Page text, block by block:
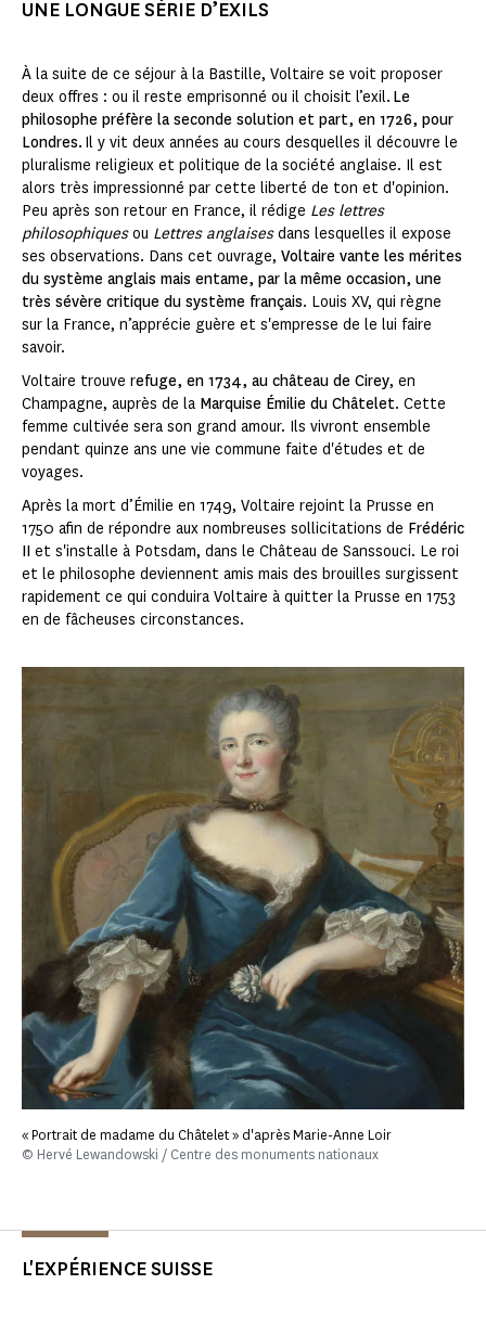
UNE LONGUE SÉRIE D’EXILS
À la suite de ce séjour à la Bastille, Voltaire se voit proposer
deux offres : ou il reste emprisonné ou il choisit l’exil. Le
philosophe préfère la seconde solution et part, en 1726, pour
Londres. Il y vit deux années au cours desquelles il découvre le
pluralisme religieux et politique de la société anglaise. Il est
alors très impressionné par cette liberté de ton et d'opinion.
Peu après son retour en France, il rédige Les lettres
philosophiquesou Lettres anglaisesdans lesquelles il expose
ses observations. Dans cet ouvrage, Voltaire vante les mérites
du système anglais mais entame, par la même occasion, une
très sévère critique du système français. Louis XV, qui règne
sur la France, n’apprécie guère et s'empresse de le lui faire
savoir.
Voltaire trouve refuge, en 1734, au château de Cirey, en
Champagne, auprès de la Marquise Émilie du Châtelet. Cette
femme cultivée sera son grand amour. Ils vivront ensemble
pendant quinze ans une vie commune faite d'études et de
voyages.
Après la mort d’Émilie en 1749, Voltaire rejoint la Prusse en
1750 afin de répondre aux nombreuses sollicitations de Frédéric
II et s'installe à Potsdam, dans le Château de Sanssouci. Le roi
et le philosophe deviennent amis mais des brouilles surgissent
rapidement ce qui conduira Voltaire à quitter la Prusse en 1753
en de fâcheuses circonstances.
« Portrait de madame du Châtelet » d'après Marie-Anne Loir
© Hervé Lewandowski / Centre des monuments nationaux
L'EXPÉRIENCE SUISSE